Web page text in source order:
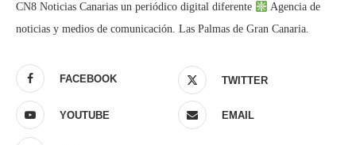
CN8 Noticias Canarias un periódico digital diferente
Agencia de
noticias y medios de comunicación. Las Palmas de Gran Canaria.
FACEBOOK TWITTER
YOUTUBE EMAIL